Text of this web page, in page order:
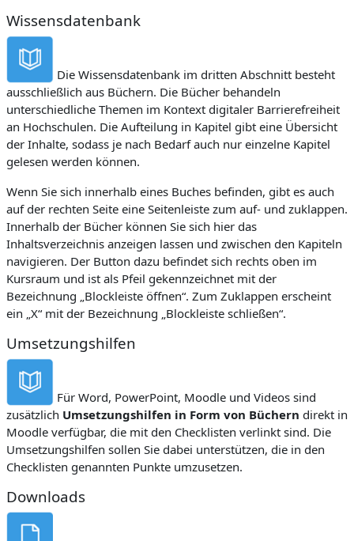
Wissensdatenbank
Die Wissensdatenbank im dritten Abschnitt besteht
ausschließlich aus Büchern. Die Bücher behandeln
unterschiedliche Themen im Kontext digitaler Barrierefreiheit
an Hochschulen. Die Aufteilung in Kapitel gibt eine Übersicht
der Inhalte, sodass je nach Bedarf auch nur einzelne Kapitel
gelesen werden können.
Wenn Sie sich innerhalb eines Buches befinden, gibt es auch
auf der rechten Seite eine Seitenleiste zum auf- und zuklappen.
Innerhalb der Bücher können Sie sich hier das
Inhaltsverzeichnis anzeigen lassen und zwischen den Kapiteln
navigieren. Der Button dazu befindet sich rechts oben im
Kursraum und ist als Pfeil gekennzeichnet mit der
Bezeichnung „Blockleiste öffnen“. Zum Zuklappen erscheint
ein „X“ mit der Bezeichnung „Blockleiste schließen“.
Umsetzungshilfen
Für Word, PowerPoint, Moodle und Videos sind
zusätzlich Umsetzungshilfen in Form von Büchern direkt in
Moodle verfügbar, die mit den Checklisten verlinkt sind. Die
Umsetzungshilfen sollen Sie dabei unterstützen, die in den
Checklisten genannten Punkte umzusetzen.
Downloads